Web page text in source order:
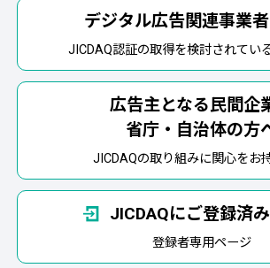
デジタル広告関連事業
JICDAQ認証の取得を検討されてい
広告主となる民間企
省庁・自治体の方
JICDAQの取り組みに関心をお
JICDAQにご登録済
登録者専用ページ